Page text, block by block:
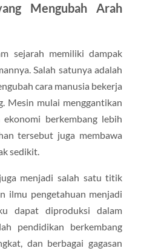
Mengubah Arah
sejarah memiliki dampak
Salah satunya adalah
cara manusia bekerja
Mesin mulai menggantikan
berkembang lebih
tersebut juga membawa
sedikit.
menjadi salah satu titik
ilmu pengetahuan menjadi
dapat diproduksi dalam
pendidikan berkembang
dan berbagai gagasan